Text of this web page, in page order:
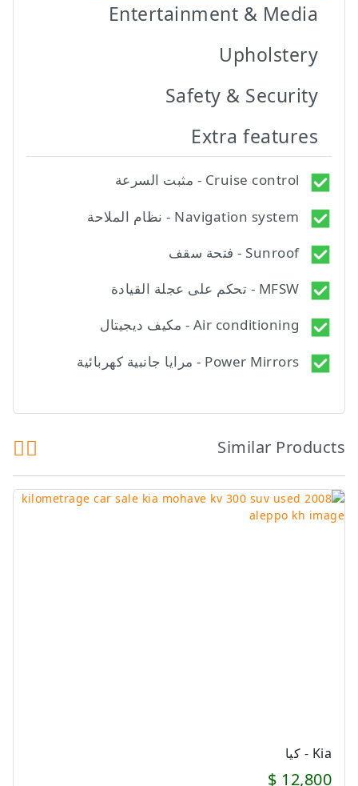
Entertainment & Media
Upholstery
Safety & Security
Extra features
Cruise control - مثبت السرعة
Navigation system - نظام الملاحة
Sunroof - فتحة سقف
MFSW - تحكم على عجلة القيادة
Air conditioning - مكيف ديجيتال
Power Mirrors - مرايا جانبية كهربائية
Similar Products
Kia - كيا
12,800 $